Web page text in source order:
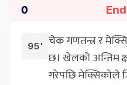
0
95' चेक गणतन्त्र र
छ। खेलको अन्तिम
गरेपछि मेक्सिकोले